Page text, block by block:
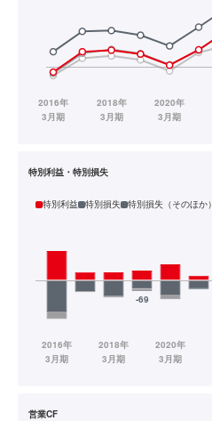
特別利益・特別損失
特別利益 特別損失 特別損失（そのほか）
営業CF